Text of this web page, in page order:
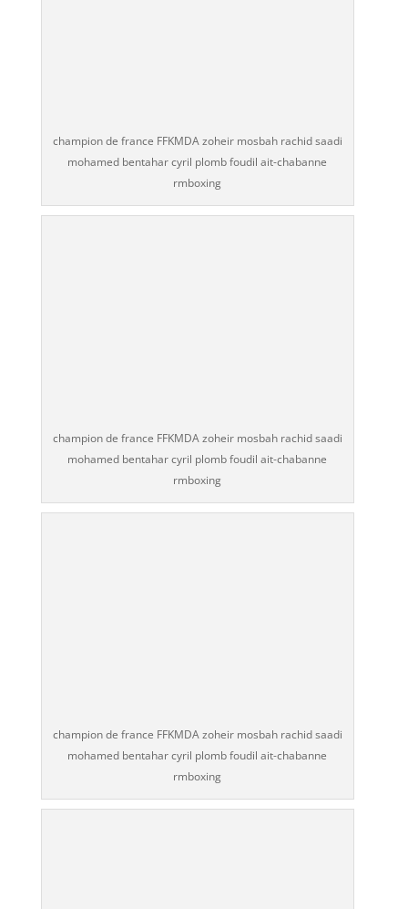
champion de france FFKMDA zoheir mosbah rachid saadi
mohamed bentahar cyril plomb foudil ait-chabanne
rmboxing
champion de france FFKMDA zoheir mosbah rachid saadi
mohamed bentahar cyril plomb foudil ait-chabanne
rmboxing
champion de france FFKMDA zoheir mosbah rachid saadi
mohamed bentahar cyril plomb foudil ait-chabanne
rmboxing